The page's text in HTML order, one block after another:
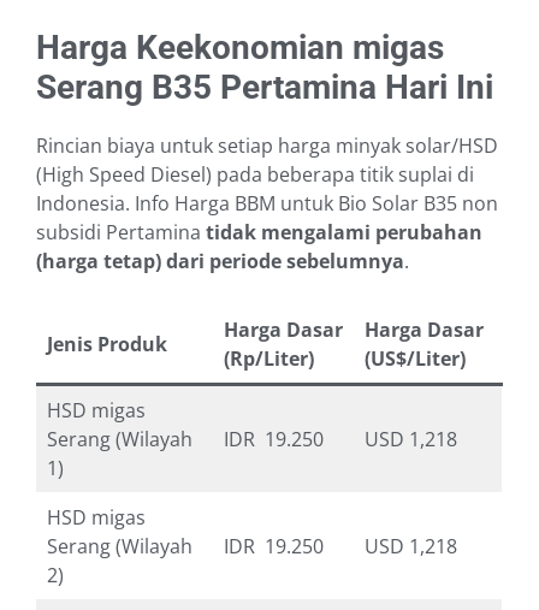
Harga Keekonomian migas
Serang B35 Pertamina Hari Ini
Rincian biaya untuk setiap harga minyak solar/HSD
(High Speed Diesel) pada beberapa titik suplai di
Indonesia. Info Harga BBM untuk Bio Solar B35 non
subsidi Pertamina tidak mengalami perubahan
(harga tetap) dari periode sebelumnya.
Jenis Produk
Harga Dasar
(Rp/Liter)
Harga Dasar
(US$/Liter)
HSD migas
Serang (Wilayah
1)
IDR 19.250 USD 1,218
HSD migas
Serang (Wilayah
2)
IDR 19.250 USD 1,218